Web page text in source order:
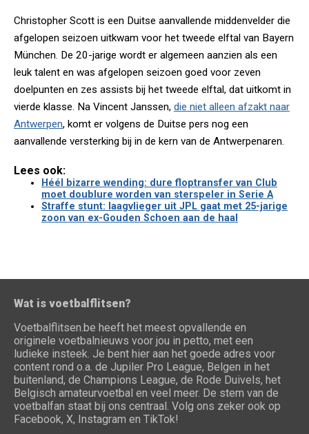
Christopher Scott is een Duitse aanvallende middenvelder die
afgelopen seizoen uitkwam voor het tweede elftal van Bayern
München. De 20-jarige wordt er algemeen aanzien als een
leuk talent en was afgelopen seizoen goed voor zeven
doelpunten en zes assists bij het tweede elftal, dat uitkomt in
vierde klasse. Na Vincent Janssen, die niet alleen afzakt naar
Antwerpen, komt er volgens de Duitse pers nog een
aanvallende versterking bij in de kern van de Antwerpenaren.
Lees ook:
Héél bizarre wending: dure floptransfer van Club
moet doublure worden van sterspeler in Serie A
Straffe stunt: laagvlieger uit JPL gaat met 25-jarige
zoon van ex-Gouden Schoen aan de haal
Wat is voetbalflitsen?
Voetbalflitsen.be heeft het meest opvallende en
originele voetbalnieuws voor jou in petto, met een
ludieke insteek. Je bent hier aan het goede adres voor
content rond o.a. de Jupiler Pro League, Belgen in het
buitenland, de Champions League, de Rode Duivels, het
Belgisch amateurvoetbal en veel meer. De stem van de
voetbalfan staat bij ons centraal. Volg ons zeker ook op
Facebook, X, Instagram en TikTok!